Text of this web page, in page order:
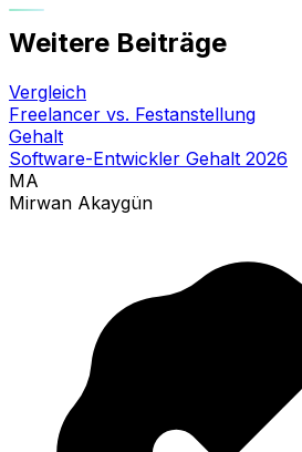
Weitere Beiträge
Vergleich
Freelancer vs. Festanstellung
Gehalt
Software-Entwickler Gehalt 2026
MA
Mirwan Akaygün